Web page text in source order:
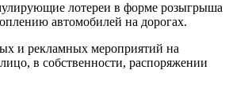
лотереи в форме розыгрыша
автомобилей на дорогах.
и рекламных мероприятий на
в собственности, распоряжении